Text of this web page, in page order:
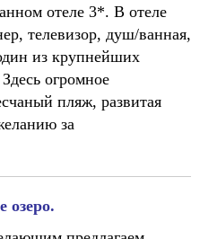
отеле 3*. В отеле
телевизор, душ/ванная,
из крупнейших
огромное
пляж, развитая
за
озеро.